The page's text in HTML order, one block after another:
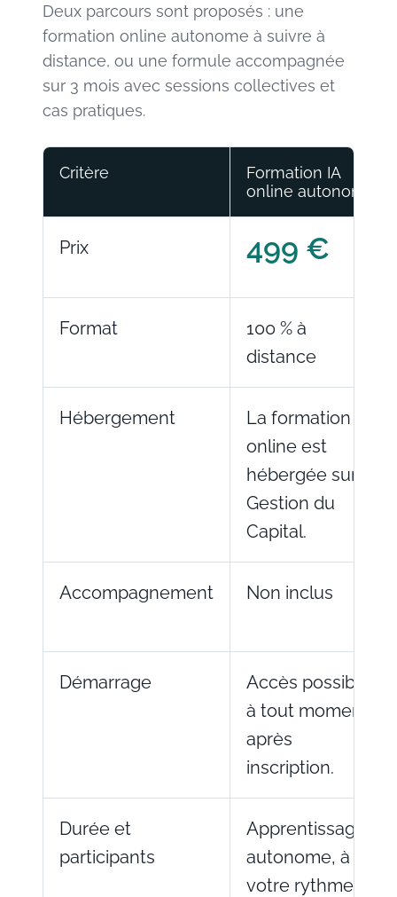
Deux parcours sont proposés : une
formation online autonome à suivre à
distance, ou une formule accompagnée
sur 3 mois avec sessions collectives et
cas pratiques.
Critère
Formation IA
online autonome
Prix 499 €
Format
100 % à
distance
Hébergement
La formation
online est
hébergée sur
Gestion du
Capital.
Accompagnement Non inclus
Démarrage
Accès possible
à tout moment
après
inscription.
Durée et
participants
Apprentissage
autonome, à
votre rythme.